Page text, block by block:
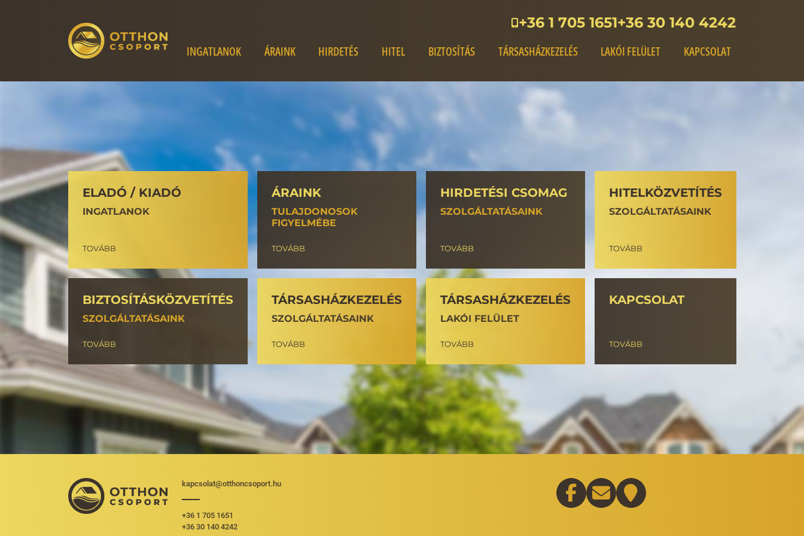
+36 1 705 1651+36 30 140 4242
INGATLANOK ÁRAINK HIRDETÉS HITEL BIZTOSÍTÁS TÁRSASHÁZKEZELÉS LAKÓI FELÜLET KAPCSOLAT
ELADÓ / KIADÓ
INGATLANOK
TOVÁBB
ÁRAINK
TULAJDONOSOK
FIGYELMÉBE
TOVÁBB
HIRDETÉSI CSOMAG
SZOLGÁLTATÁSAINK
TOVÁBB
HITELKÖZVETÍTÉS
SZOLGÁLTATÁSAINK
TOVÁBB
BIZTOSÍTÁSKÖZVETÍTÉS
SZOLGÁLTATÁSAINK
TOVÁBB
TÁRSASHÁZKEZELÉS
SZOLGÁLTATÁSAINK
TOVÁBB
TÁRSASHÁZKEZELÉS
LAKÓI FELÜLET
TOVÁBB
KAPCSOLAT
TOVÁBB
kapcsolat@otthoncsoport.hu
+36 1 705 1651
+36 30 140 4242